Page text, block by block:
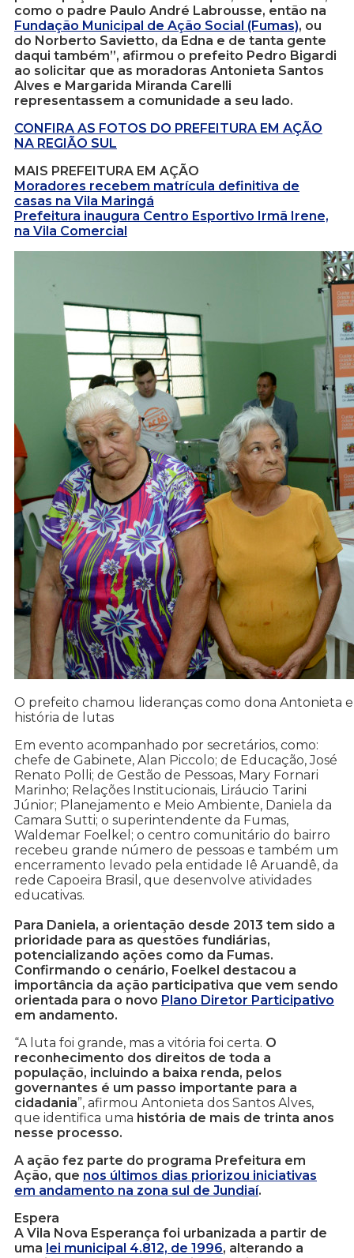
como o padre Paulo André Labrousse, então na
Fundação Municipal de Ação Social (Fumas), ou
do Norberto Savietto, da Edna e de tanta gente
daqui também”, afirmou o prefeito Pedro Bigardi
ao solicitar que as moradoras Antonieta Santos
Alves e Margarida Miranda Carelli
representassem a comunidade a seu lado.
CONFIRA AS FOTOS DO PREFEITURA EM AÇÃO
NA REGIÃO SUL
MAIS PREFEITURA EM AÇÃO
Moradores recebem matrícula definitiva de
casas na Vila Maringá
Prefeitura inaugura Centro Esportivo Irmã Irene,
na Vila Comercial
O prefeito chamou lideranças como dona Antonieta
história de lutas
Em evento acompanhado por secretários, como:
chefe de Gabinete, Alan Piccolo; de Educação, José
Renato Polli; de Gestão de Pessoas, Mary Fornari
Marinho; Relações Institucionais, Liráucio Tarini
Júnior; Planejamento e Meio Ambiente, Daniela da
Camara Sutti; o superintendente da Fumas,
Waldemar Foelkel; o centro comunitário do bairro
recebeu grande número de pessoas e também um
encerramento levado pela entidade Iê Aruandê, da
rede Capoeira Brasil, que desenvolve atividades
educativas.
Para Daniela, a orientação desde 2013 tem sido a
prioridade para as questões fundiárias,
potencializando ações como da Fumas.
Confirmando o cenário, Foelkel destacou a
importância da ação participativa que vem sendo
orientada para o novo Plano Diretor Participativo
em andamento.
“A luta foi grande, mas a vitória foi certa. O
reconhecimento dos direitos de toda a
população, incluindo a baixa renda, pelos
governantes é um passo importante para a
cidadania”, afirmou Antonieta dos Santos Alves,
que identifica uma história de mais de trinta anos
nesse processo.
A ação fez parte do programa Prefeitura em
Ação, que nos últimos dias priorizou iniciativas
em andamento na zona sul de Jundiaí.
Espera
A Vila Nova Esperança foi urbanizada a partir de
uma lei municipal 4.812, de 1996, alterando a